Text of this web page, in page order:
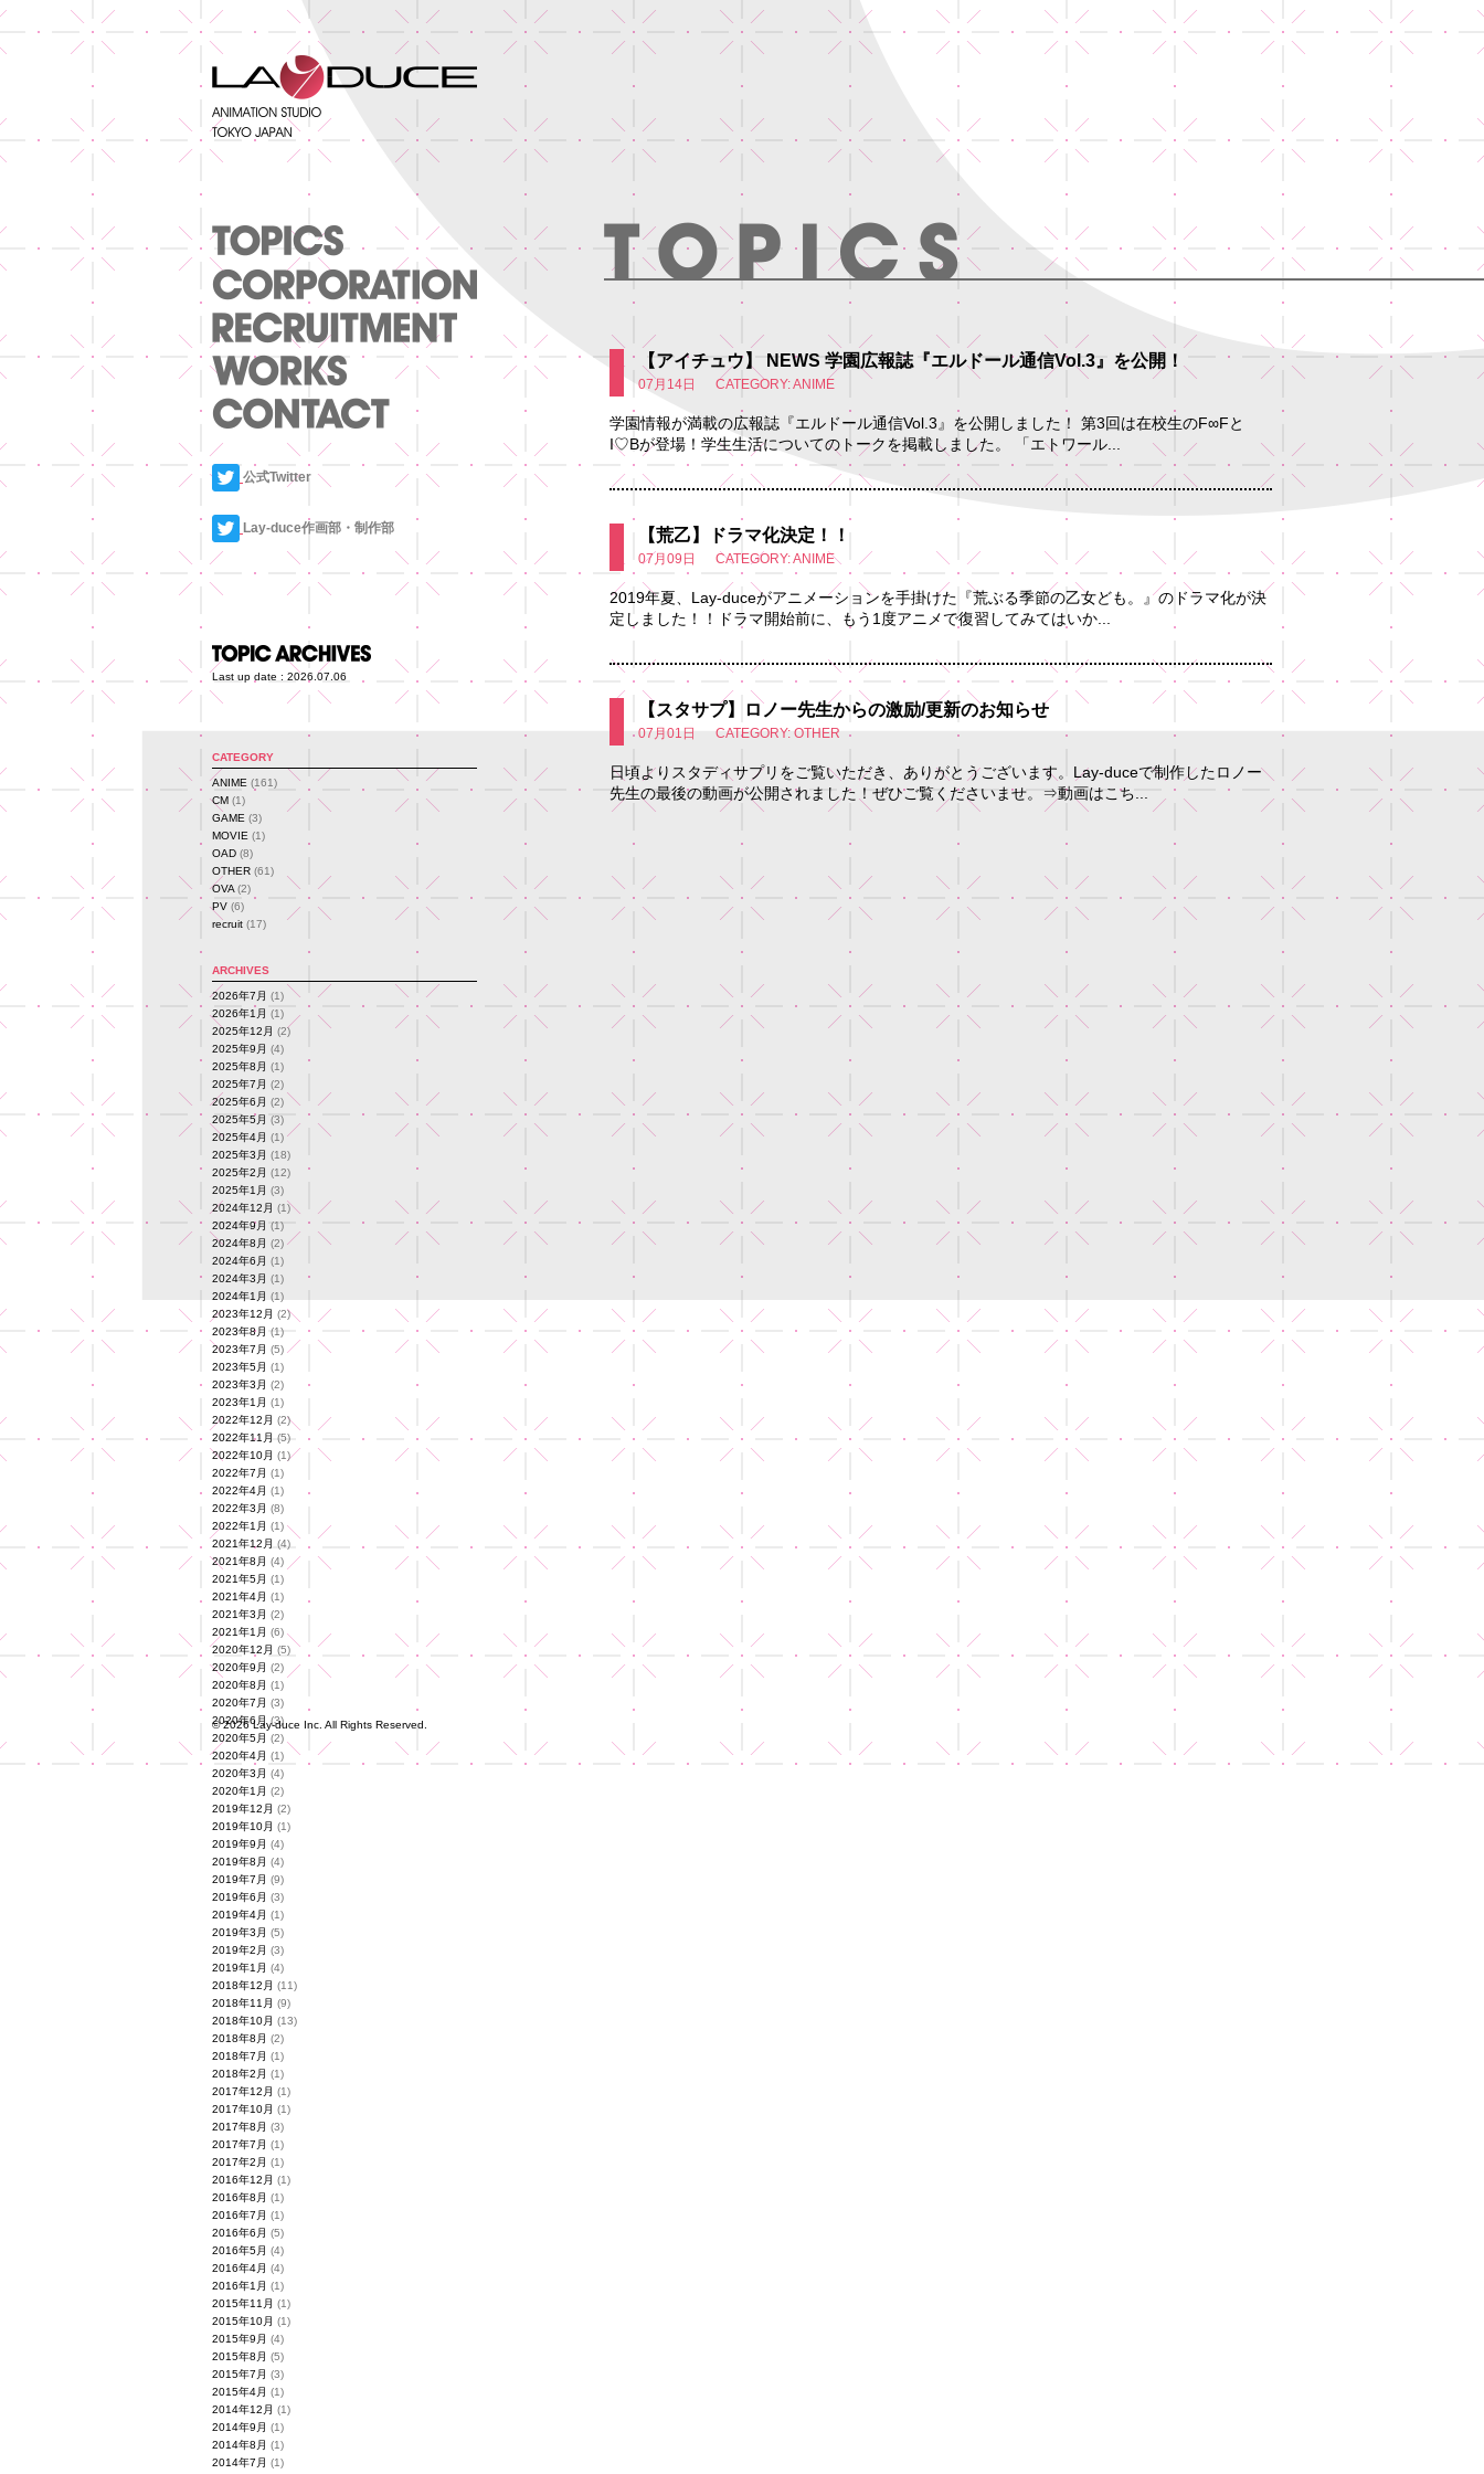
公式Twitter
Lay-duce作画部・制作部
Last up date : 2026.07.06
CATEGORY
ANIME (161)
CM (1)
GAME (3)
MOVIE (1)
OAD (8)
OTHER (61)
OVA (2)
PV (6)
recruit (17)
ARCHIVES
2026年7月 (1)
2026年1月 (1)
2025年12月 (2)
2025年9月 (4)
2025年8月 (1)
2025年7月 (2)
2025年6月 (2)
2025年5月 (3)
2025年4月 (1)
2025年3月 (18)
2025年2月 (12)
2025年1月 (3)
2024年12月 (1)
2024年9月 (1)
2024年8月 (2)
2024年6月 (1)
2024年3月 (1)
2024年1月 (1)
2023年12月 (2)
2023年8月 (1)
2023年7月 (5)
2023年5月 (1)
2023年3月 (2)
2023年1月 (1)
2022年12月 (2)
2022年11月 (5)
2022年10月 (1)
2022年7月 (1)
2022年4月 (1)
2022年3月 (8)
2022年1月 (1)
2021年12月 (4)
2021年8月 (4)
2021年5月 (1)
2021年4月 (1)
2021年3月 (2)
2021年1月 (6)
2020年12月 (5)
2020年9月 (2)
2020年8月 (1)
2020年7月 (3)
2020年6月 (3)
2020年5月 (2)
2020年4月 (1)
2020年3月 (4)
2020年1月 (2)
2019年12月 (2)
2019年10月 (1)
2019年9月 (4)
2019年8月 (4)
2019年7月 (9)
2019年6月 (3)
2019年4月 (1)
2019年3月 (5)
2019年2月 (3)
2019年1月 (4)
2018年12月 (11)
2018年11月 (9)
2018年10月 (13)
2018年8月 (2)
2018年7月 (1)
2018年2月 (1)
2017年12月 (1)
2017年10月 (1)
2017年8月 (3)
2017年7月 (1)
2017年2月 (1)
2016年12月 (1)
2016年8月 (1)
2016年7月 (1)
2016年6月 (5)
2016年5月 (4)
2016年4月 (4)
2016年1月 (1)
2015年11月 (1)
2015年10月 (1)
2015年9月 (4)
2015年8月 (5)
2015年7月 (3)
2015年4月 (1)
2014年12月 (1)
2014年9月 (1)
2014年8月 (1)
2014年7月 (1)
【アイチュウ】 NEWS 学園広報誌『エルドール通信Vol.3』を公開！
07月14日 CATEGORY: ANIME
学園情報が満載の広報誌『エルドール通信Vol.3』を公開しました！ 第3回は在校生のF∞Fと
I♡Bが登場！学生生活についてのトークを掲載しました。 「エトワール...
【荒乙】ドラマ化決定！！
07月09日 CATEGORY: ANIME
2019年夏、Lay-duceがアニメーションを手掛けた『荒ぶる季節の乙女ども。』のドラマ化が決
定しました！！ドラマ開始前に、もう1度アニメで復習してみてはいか...
【スタサプ】ロノー先生からの激励/更新のお知らせ
07月01日 CATEGORY: OTHER
日頃よりスタディサプリをご覧いただき、ありがとうございます。Lay-duceで制作したロノー
先生の最後の動画が公開されました！ぜひご覧くださいませ。⇒動画はこち...
© 2026 Lay-duce Inc. All Rights Reserved.